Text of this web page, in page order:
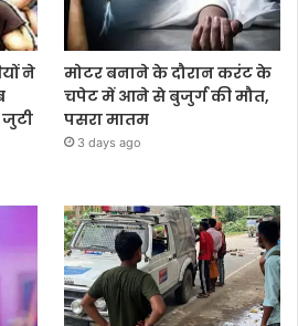
ने
मोटर बनाने के दौरान करंट के
चपेट में आने से बुजुर्ग की मौत,
पसरा मातम
3 days ago